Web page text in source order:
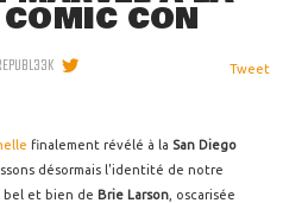
CON
Tweet
finalement révélé à la San Diego
désormais l'identité de notre
bel et bien de Brie Larson , oscarisée